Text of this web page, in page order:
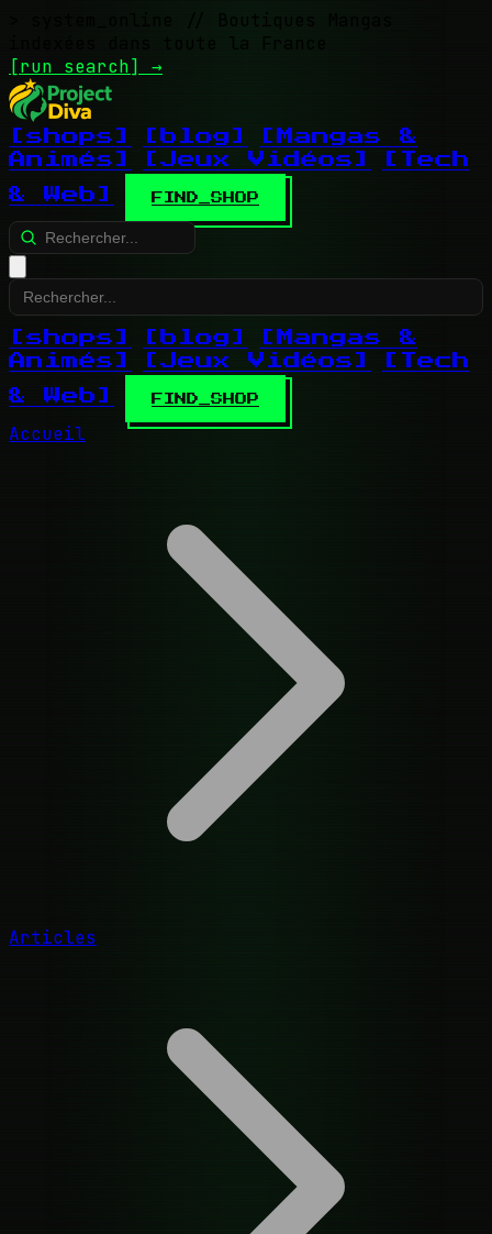
// Boutiques Mangas
indexées dans toute la France
[run search] →
[shops] [blog]
[Mangas &
Animés]
[Jeux Vidéos]
[Tech
& Web]
FIND_SHOP
[shops] [blog]
[Mangas &
Animés]
[Jeux Vidéos]
[Tech
& Web]
FIND_SHOP
Accueil
Articles